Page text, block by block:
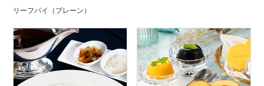
リーフパイ（プレーン）